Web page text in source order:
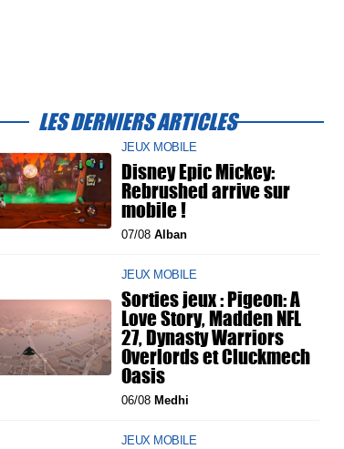
LES DERNIERS ARTICLES
JEUX MOBILE
Disney Epic Mickey:
Rebrushed arrive sur
mobile !
07/08 Alban
JEUX MOBILE
Sorties jeux : Pigeon: A
Love Story, Madden NFL
27, Dynasty Warriors
Overlords et Cluckmech
Oasis
06/08 Medhi
JEUX MOBILE